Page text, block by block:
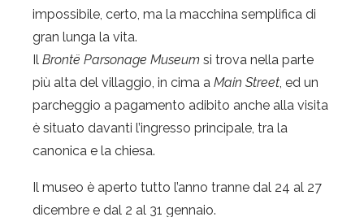
impossibile, certo, ma la macchina semplifica di
gran lunga la vita.
Il Brontë Parsonage Museum si trova nella parte
più alta del villaggio, in cima a Main Street , ed un
parcheggio a pagamento adibito anche alla visita
è situato davanti l’ingresso principale, tra la
canonica e la chiesa.
Il museo è aperto tutto l’anno tranne dal 24 al 27
dicembre e dal 2 al 31 gennaio.